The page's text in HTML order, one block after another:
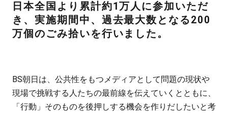
日本全国より累計約1万人に参加いただ
き、実施期間中、過去最大数となる200
万個のごみ拾いを行いました。
BS朝日は、公共性をもつメディアとして問題の現状や
現場で挑戦する人たちの最前線を伝えていくとともに、
「行動」そのものを後押しする機会を作りだしたいと考